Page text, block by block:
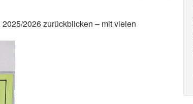
2026 zurückblicken – mit vielen